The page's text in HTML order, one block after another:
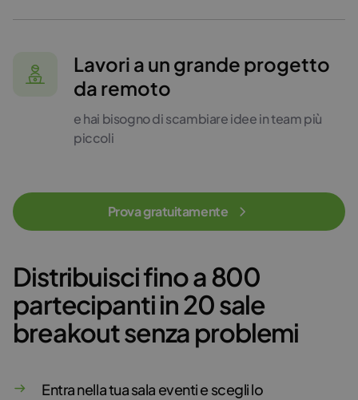
Lavori a un grande progetto
da remoto
e hai bisogno di scambiare idee in team più
piccoli
Prova gratuitamente
Distribuisci fino a 800
partecipanti in 20 sale
breakout senza problemi
Entra nella tua sala eventi e scegli lo